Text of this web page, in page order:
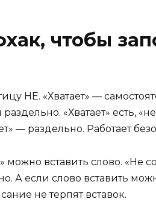
чтобы
НЕ. «Хватает» —
«Хватает» есть,
— раздельно. Работает
вставить слово. «Не
А если слово вставить
не терпят вставок.